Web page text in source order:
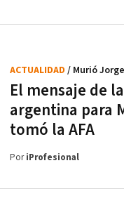
El mensaje de
argentina para
tomó la AFA
ACTUALIDAD / Murió
PoriProfesional